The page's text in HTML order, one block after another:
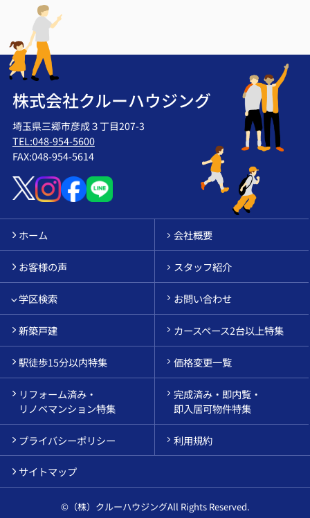
株式会社クルーハウジング
埼玉県三郷市彦成３丁目207-3
TEL:048-954-5600
FAX:048-954-5614
ホーム 会社概要
お客様の声 スタッフ紹介
学区検索 お問い合わせ
新築戸建 カースペース2台以上特集
駅徒歩15分以内特集 価格変更一覧
リフォーム済み・
リノベマンション特集
完成済み・即内覧・
即入居可物件特集
プライバシーポリシー 利用規約
サイトマップ
©（株）クルーハウジングAll Rights Reserved.